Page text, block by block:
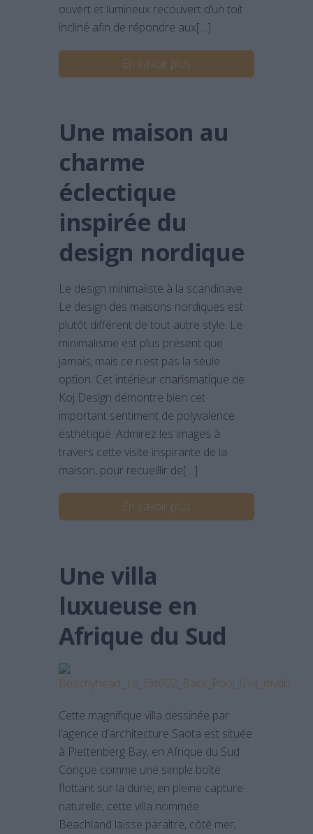
ouvert et lumineux recouvert d’un toit
incliné afin de répondre aux[…]
En savoir plus
Une maison au
charme
éclectique
inspirée du
design nordique
Le design minimaliste à la scandinave
Le design des maisons nordiques est
plutôt différent de tout autre style. Le
minimalisme est plus présent que
jamais, mais ce n’est pas la seule
option. Cet intérieur charismatique de
Koj Design démontre bien cet
important sentiment de polyvalence
esthétique. Admirez les images à
travers cette visite inspirante de la
maison, pour recueillir de[…]
En savoir plus
Une villa
luxueuse en
Afrique du Sud
Cette magnifique villa dessinée par
l’agence d’architecture Saota est située
à Plettenberg Bay, en Afrique du Sud
Conçue comme une simple boîte
flottant sur la dune, en pleine capture
naturelle, cette villa nommée
Beachland laisse paraître, côté mer,